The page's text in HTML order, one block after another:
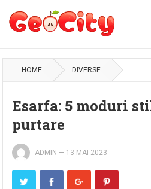
HOME DIVERSE
Esarfa: 5 moduri
purtare
ADMIN — 13 MAI 2023